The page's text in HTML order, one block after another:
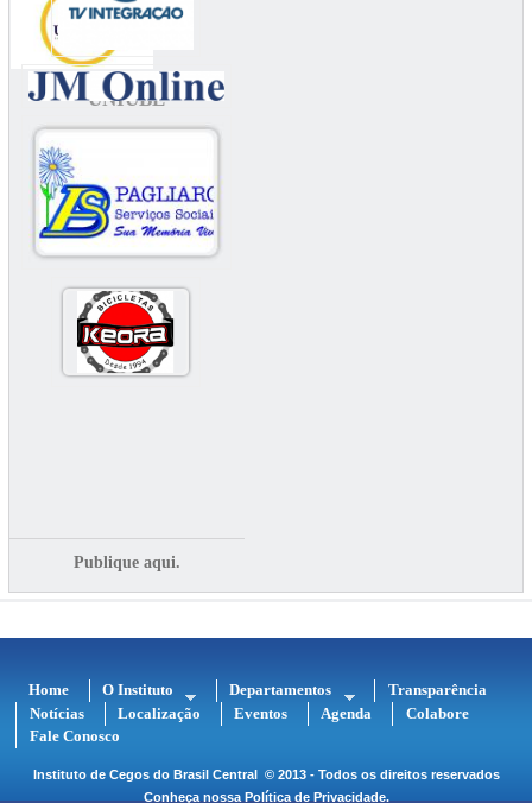
UNIUBE
Publique aqui.
Home O Instituto Departamentos
Transparência
Notícias
Localização Eventos Agenda
Colabore
Fale Conosco
Instituto de Cegos do Brasil Central
© 2013 - Todos os direitos reservados
Conheça nossa Política de Privacidade.